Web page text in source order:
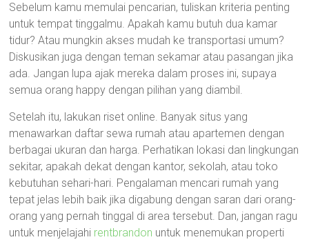
Sebelum kamu memulai pencarian, tuliskan kriteria penting
untuk tempat tinggalmu. Apakah kamu butuh dua kamar
tidur? Atau mungkin akses mudah ke transportasi umum?
Diskusikan juga dengan teman sekamar atau pasangan jika
ada. Jangan lupa ajak mereka dalam proses ini, supaya
semua orang happy dengan pilihan yang diambil.
Setelah itu, lakukan riset online. Banyak situs yang
menawarkan daftar sewa rumah atau apartemen dengan
berbagai ukuran dan harga. Perhatikan lokasi dan lingkungan
sekitar, apakah dekat dengan kantor, sekolah, atau toko
kebutuhan sehari-hari. Pengalaman mencari rumah yang
tepat jelas lebih baik jika digabung dengan saran dari orang-
orang yang pernah tinggal di area tersebut. Dan, jangan ragu
untuk menjelajahi rentbrandon untuk menemukan properti